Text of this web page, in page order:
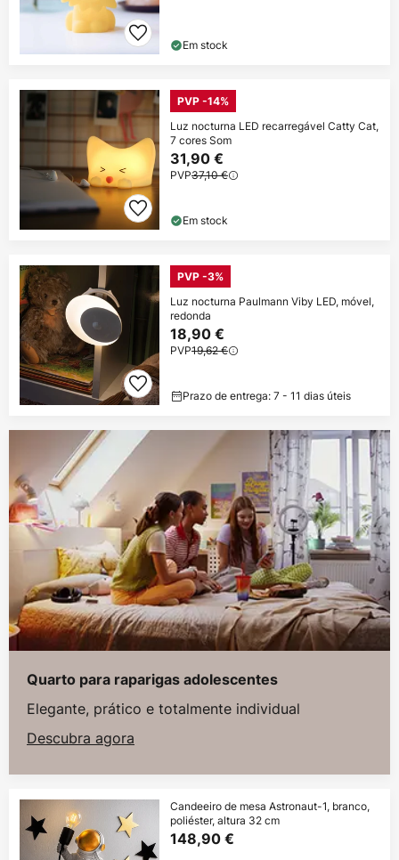
Em stock
PVP -14%
Luz nocturna LED recarregável Catty Cat,
7 cores Som
31,90 €
PVP37,10 €
Em stock
PVP -3%
Luz nocturna Paulmann Viby LED, móvel,
redonda
18,90 €
PVP19,62 €
Prazo de entrega: 7 - 11 dias úteis
Quarto para raparigas adolescentes
Elegante, prático e totalmente individual
Descubra agora
Candeeiro de mesa Astronaut-1, branco,
poliéster, altura 32 cm
148,90 €